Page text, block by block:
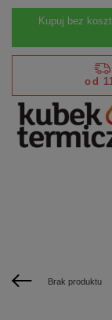
Kupuj bez
od
Brak produktu